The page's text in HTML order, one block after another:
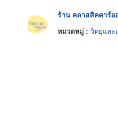
ร้าน คลาสสิคคาร์อ
หมวดหมู่ : วิทยุและเ